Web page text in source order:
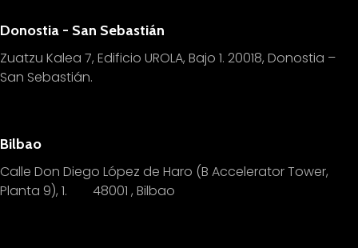
Donostia - San Sebastián
Zuatzu Kalea 7, Edificio UROLA, Bajo 1. 20018, Donostia –
San Sebastián.
Bilbao
Calle Don Diego López de Haro (B Accelerator Tower,
Planta 9), 1. 48001 , Bilbao